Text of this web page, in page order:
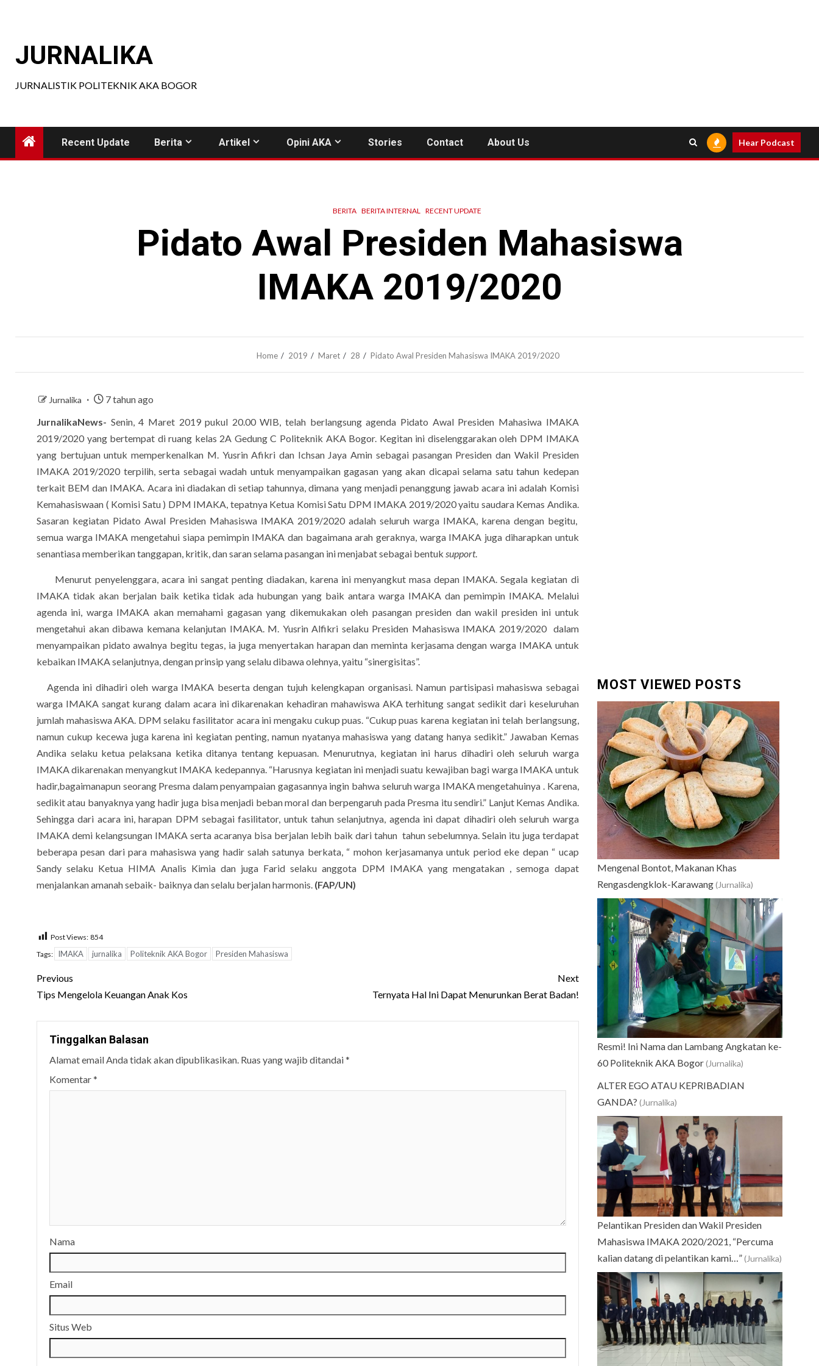
JURNALIKA
JURNALISTIK POLITEKNIK AKA BOGOR
Recent Update Berita Artikel Opini AKA Stories Contact About Us Hear Podcast
BERITA BERITA INTERNAL RECENT UPDATE
Pidato Awal Presiden Mahasiswa
IMAKA 2019/2020
Home 2019 Maret 28 Pidato Awal Presiden Mahasiswa IMAKA 2019/2020
Jurnalika
7 tahun ago
JurnalikaNews- Senin, 4 Maret 2019 pukul 20.00 WIB, telah berlangsung agenda Pidato Awal Presiden Mahasiwa IMAKA
2019/2020 yang bertempat di ruang kelas 2A Gedung C Politeknik AKA Bogor. Kegitan ini diselenggarakan oleh DPM IMAKA
yang bertujuan untuk memperkenalkan M. Yusrin Afikri dan Ichsan Jaya Amin sebagai pasangan Presiden dan Wakil Presiden
IMAKA 2019/2020 terpilih, serta sebagai wadah untuk menyampaikan gagasan yang akan dicapai selama satu tahun kedepan
terkait BEM dan IMAKA. Acara ini diadakan di setiap tahunnya, dimana yang menjadi penanggung jawab acara ini adalah Komisi
Kemahasiswaan ( Komisi Satu ) DPM IMAKA, tepatnya Ketua Komisi Satu DPM IMAKA 2019/2020 yaitu saudara Kemas Andika.
Sasaran kegiatan Pidato Awal Presiden Mahasiswa IMAKA 2019/2020 adalah seluruh warga IMAKA, karena dengan begitu,
semua warga IMAKA mengetahui siapa pemimpin IMAKA dan bagaimana arah geraknya, warga IMAKA juga diharapkan untuk
senantiasa memberikan tanggapan, kritik, dan saran selama pasangan ini menjabat sebagai bentuk support.
Menurut penyelenggara, acara ini sangat penting diadakan, karena ini menyangkut masa depan IMAKA. Segala kegiatan di
IMAKA tidak akan berjalan baik ketika tidak ada hubungan yang baik antara warga IMAKA dan pemimpin IMAKA. Melalui
agenda ini, warga IMAKA akan memahami gagasan yang dikemukakan oleh pasangan presiden dan wakil presiden ini untuk
mengetahui akan dibawa kemana kelanjutan IMAKA. M. Yusrin Alfikri selaku Presiden Mahasiswa IMAKA 2019/2020 dalam
menyampaikan pidato awalnya begitu tegas, ia juga menyertakan harapan dan meminta kerjasama dengan warga IMAKA untuk
kebaikan IMAKA selanjutnya, dengan prinsip yang selalu dibawa olehnya, yaitu “sinergisitas”.
Agenda ini dihadiri oleh warga IMAKA beserta dengan tujuh kelengkapan organisasi. Namun partisipasi mahasiswa sebagai
warga IMAKA sangat kurang dalam acara ini dikarenakan kehadiran mahawiswa AKA terhitung sangat sedikit dari keseluruhan
jumlah mahasiswa AKA. DPM selaku fasilitator acara ini mengaku cukup puas. “Cukup puas karena kegiatan ini telah berlangsung,
namun cukup kecewa juga karena ini kegiatan penting, namun nyatanya mahasiswa yang datang hanya sedikit.” Jawaban Kemas
Andika selaku ketua pelaksana ketika ditanya tentang kepuasan. Menurutnya, kegiatan ini harus dihadiri oleh seluruh warga
IMAKA dikarenakan menyangkut IMAKA kedepannya. “Harusnya kegiatan ini menjadi suatu kewajiban bagi warga IMAKA untuk
hadir,bagaimanapun seorang Presma dalam penyampaian gagasannya ingin bahwa seluruh warga IMAKA mengetahuinya . Karena,
sedikit atau banyaknya yang hadir juga bisa menjadi beban moral dan berpengaruh pada Presma itu sendiri.” Lanjut Kemas Andika.
Sehingga dari acara ini, harapan DPM sebagai fasilitator, untuk tahun selanjutnya, agenda ini dapat dihadiri oleh seluruh warga
IMAKA demi kelangsungan IMAKA serta acaranya bisa berjalan lebih baik dari tahun tahun sebelumnya. Selain itu juga terdapat
beberapa pesan dari para mahasiswa yang hadir salah satunya berkata, “ mohon kerjasamanya untuk period eke depan “ ucap
Sandy selaku Ketua HIMA Analis Kimia dan juga Farid selaku anggota DPM IMAKA yang mengatakan , semoga dapat
menjalankan amanah sebaik- baiknya dan selalu berjalan harmonis. (FAP/UN)
Post Views: 854
Tags: IMAKA jurnalika Politeknik AKA Bogor Presiden Mahasiswa
Post
navigation
Previous
Tips Mengelola Keuangan Anak Kos
Next
Ternyata Hal Ini Dapat Menurunkan Berat Badan!
Tinggalkan Balasan
Alamat email Anda tidak akan dipublikasikan. Ruas yang wajib ditandai*
Komentar*
Nama
Email
Situs Web
MOST VIEWED POSTS
Mengenal Bontot, Makanan Khas
Rengasdengklok-Karawang (Jurnalika)
Resmi! Ini Nama dan Lambang Angkatan ke-
60 Politeknik AKA Bogor (Jurnalika)
ALTER EGO ATAU KEPRIBADIAN
GANDA? (Jurnalika)
Pelantikan Presiden dan Wakil Presiden
Mahasiswa IMAKA 2020/2021, “Percuma
kalian datang di pelantikan kami…” (Jurnalika)